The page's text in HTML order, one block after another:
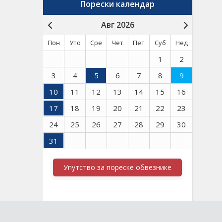
Порески календар
Авг 2026
Пон Уто Сре Чет Пет Суб Нед
1
2
3
4 5 6 7 8
9
10
11 12 13 14 15
16
17
18 19 20 21 22
23
24
25 26 27 28 29
30
31
Упутство за пореске обвезнике